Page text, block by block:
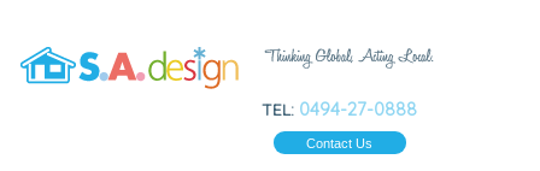
TEL: 0494-27-0888
Contact Us